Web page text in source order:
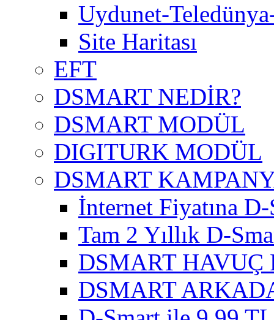
Uydunet-
Site Haritası
EFT
DSMART NEDİR?
DSMART MODÜL
DIGITURK MODÜL
DSMART
İnternet Fiyatına
Tam 2 Yıllık D-
DSMART HAVUÇ
DSMART